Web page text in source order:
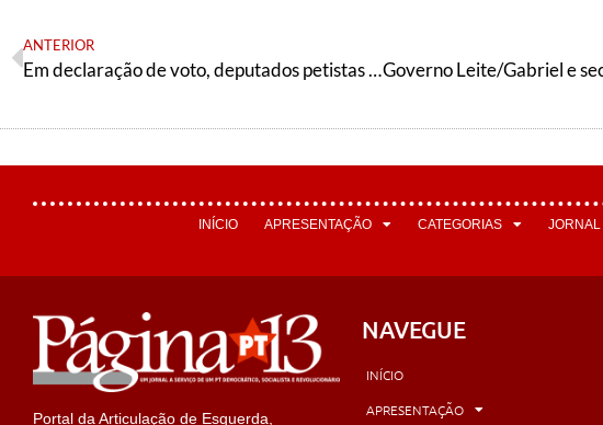
ANTERIOR
Em declaração de voto, deputados petistas expõem críticas ao arcabouço fiscal
INÍCIO APRESENTAÇÃO CATEGORIAS
Portal da Articulação de Esquerda,
NAVEGUE
INÍCIO
APRESENTAÇÃO